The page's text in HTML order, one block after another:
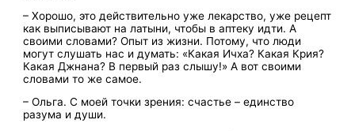
– Хорошо, это действительно уже лекарство, уже рецепт
как выписывают на латыни, чтобы в аптеку идти. А
своими словами? Опыт из жизни. Потому, что люди
могут слушать нас и думать: «Какая Ичха? Какая Крия?
Какая Джнана? В первый раз слышу!» А вот своими
словами то же самое.
– Ольга. С моей точки зрения: счастье – единство
разума и души.